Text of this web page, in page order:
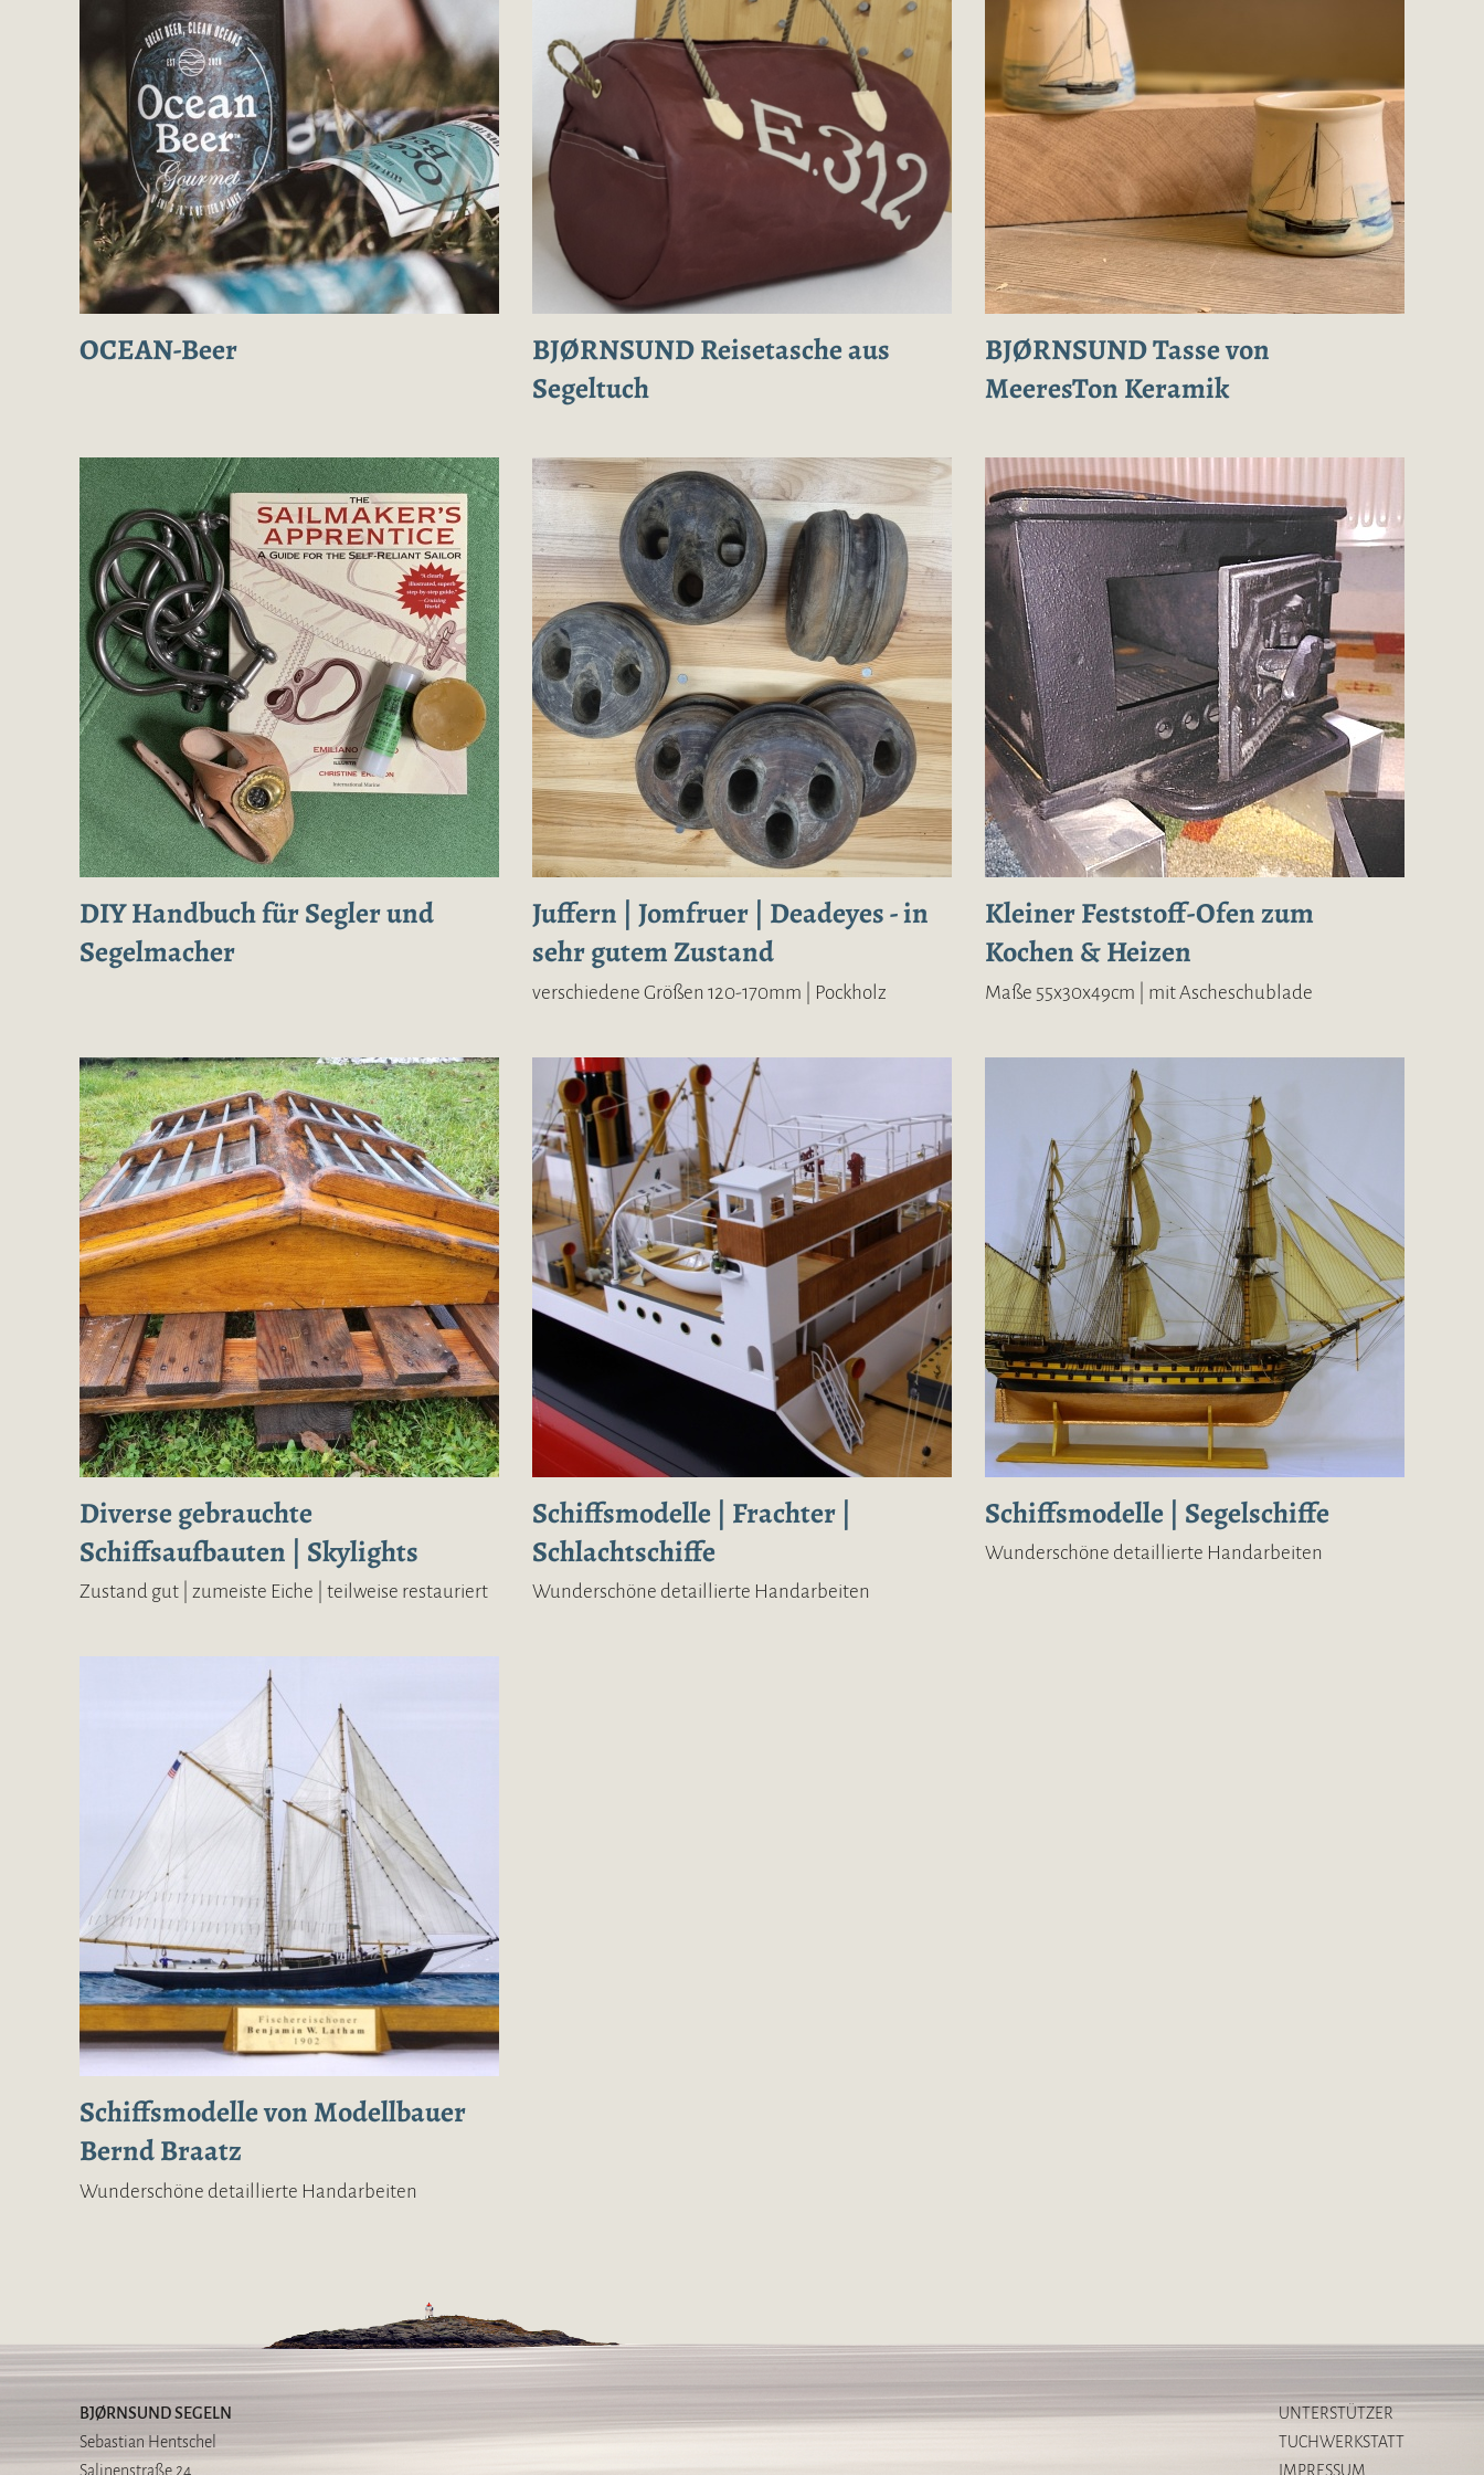
OCEAN-Beer
BJØRNSUND Reisetasche aus
Segeltuch
BJØRNSUND Tasse von
MeeresTon Keramik
DIY Handbuch für Segler und
Segelmacher
Juffern | Jomfruer | Deadeyes - in
sehr gutem Zustand
verschiedene Größen 120-170mm | Pockholz
Kleiner Feststoff-Ofen zum
Kochen & Heizen
Maße 55x30x49cm | mit Ascheschublade
Diverse gebrauchte
Schiffsaufbauten | Skylights
Zustand gut | zumeiste Eiche | teilweise restauriert
Schiffsmodelle | Frachter |
Schlachtschiffe
Wunderschöne detaillierte Handarbeiten
Schiffsmodelle | Segelschiffe
Wunderschöne detaillierte Handarbeiten
Schiffsmodelle von Modellbauer
Bernd Braatz
Wunderschöne detaillierte Handarbeiten
BJØRNSUND SEGELN
Sebastian Hentschel
Salinenstraße 24
UNTERSTÜTZER
TUCHWERKSTATT
IMPRESSUM